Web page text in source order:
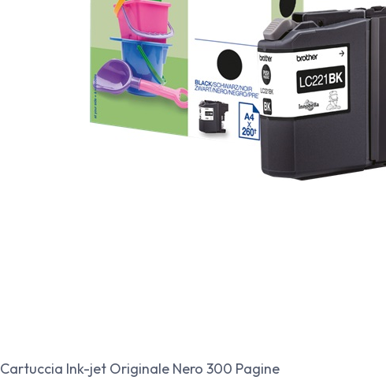
Cartuccia Ink-jet Originale Nero 300 Pagine